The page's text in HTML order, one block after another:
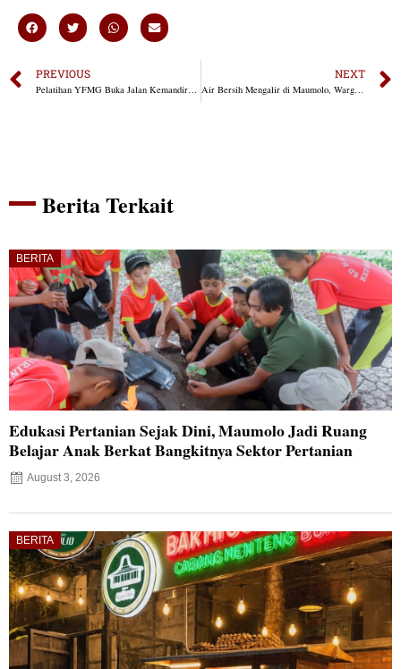
PREVIOUS
Pelatihan YFMG Buka Jalan Kemandirian Ekonomi Warga Maumolo Lewat Olahan Pisang
NEXT
Air Bersih Mengalir di Maumolo, Warga Sambut dengan Sukacita
Berita Terkait
BERITA
Edukasi Pertanian Sejak Dini, Maumolo Jadi Ruang
Belajar Anak Berkat Bangkitnya Sektor Pertanian
August 3, 2026
BERITA